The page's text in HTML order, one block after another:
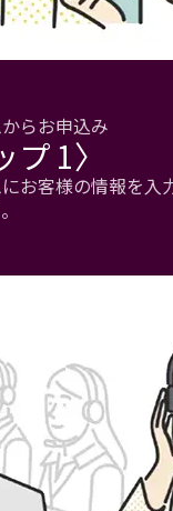
らお申込み
プ 1〉
お客様の情報を入